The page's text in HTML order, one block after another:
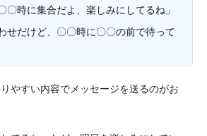
〇時に集合だよ、楽しみにしてるね」
せだけど、〇〇時に〇〇の前で待って
やすい内容でメッセージを送るのがお